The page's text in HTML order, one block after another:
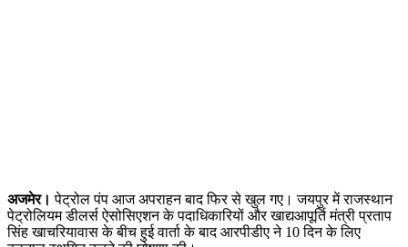
अजमेर। पेट्रोल पंप आज अपराहन बाद फिर से खुल गए। जयपुर में राजस्थान
पेट्रोलियम डीलर्स ऐसोसिएशन के पदाधिकारियों और खाद्यआपूर्ति मंत्री प्रताप
सिंह खाचरियावास के बीच हुई वार्ता के बाद आरपीडीए ने 10 दिन के लिए